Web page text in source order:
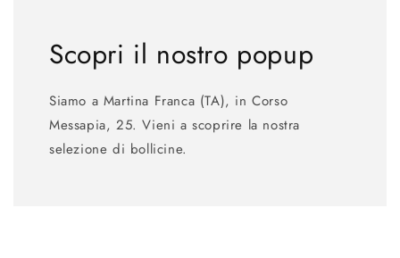
Scopri il nostro popup
Siamo a Martina Franca (TA), in Corso
Messapia, 25. Vieni a scoprire la nostra
selezione di bollicine.